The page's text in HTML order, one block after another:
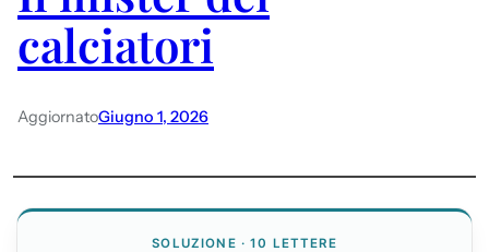
calciatori
AggiornatoGiugno 1, 2026
SOLUZIONE · 10 LETTERE